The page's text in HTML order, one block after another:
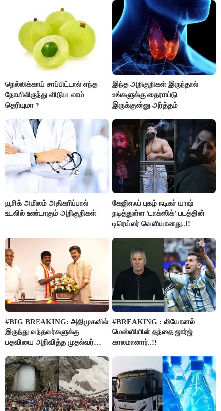
நெல்லிக்காய் சாப்பிட்டால் எந்த
நோயிலிருந்து விடுபடலாம்
தெரியுமா ?
இந்த அறிகுறிகள் இருந்தால்
உங்களுக்கு தைராய்டு
இருக்குன்னு அர்த்தம்
யூரிக் அமிலம் அதிகரிப்பால்
உடலில் உண்டாகும் அறிகுறிகள்
கேஜிஎஃப் புகழ் நடிகர் யாஷ்
நடித்துள்ள 'டாக்‌ஸிக்' படத்தின்
டிரெய்லர் வெளியானது..!!
#BIG BREAKING: அதிமுகவில்
இருந்து வந்தவர்களுக்கு
பதவியை அறிவித்த முதல்வர்
#BREAKING : லியோனல்
மெஸ்ஸியின் தந்தை ஜார்ஜ்
காலமானார்..!!